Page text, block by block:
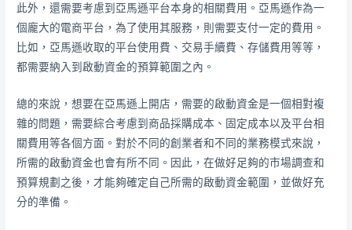
此外，還需要考慮到亞馬遜平台本身的相關費用。亞馬遜作為一
個龐大的電商平台，為了使用其服務，則需要支付一定的費用。
比如，亞馬遜收取的平台使用費、交易手續費、存儲費用等等，
都需要納入到啟動資金的預算範圍之內。
總的來說，想要在亞馬遜上開店，需要的啟動資金是一個相對複
雜的問題，需要綜合考慮到商品採購成本、固定成本以及平台相
關費用等各個方面。對於不同的創業者和不同的業務模式來說，
所需的啟動資金也會有所不同。因此，在做好足夠的市場調查和
預算規劃之後，才能夠確定自己所需的啟動資金範圍，並做好充
分的準備。